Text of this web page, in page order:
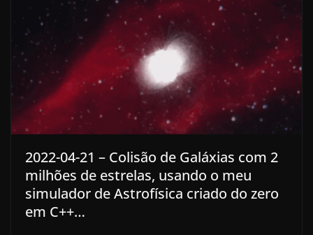
2022-04-21 – Colisão de Galáxias com 2
milhões de estrelas, usando o meu
simulador de Astrofísica criado do zero
em C++…